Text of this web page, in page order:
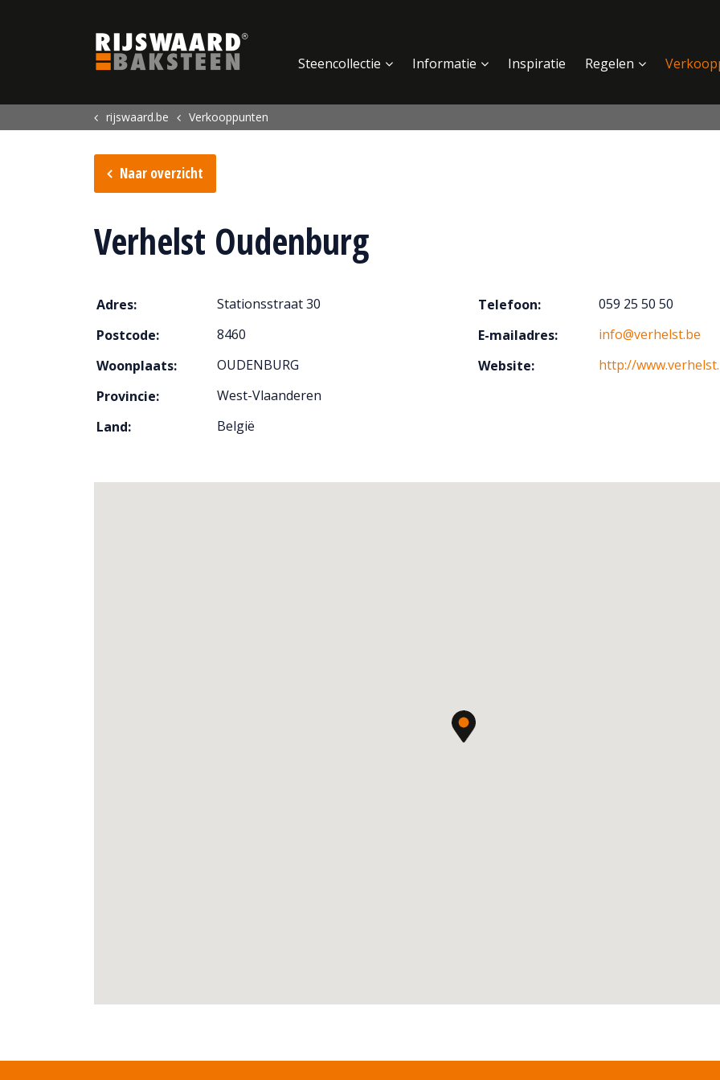
Steencollectie Informatie Inspiratie Regelen
rijswaard.be Verkooppunten
Naar overzicht
Verhelst Oudenburg
Adres:
Stationsstraat 30
Postcode:
8460
Woonplaats:
OUDENBURG
Provincie:
West-Vlaanderen
Land:
België
Telefoon:
059 25 50 50
E-mailadres:
info@verhelst.be
Website:
http://